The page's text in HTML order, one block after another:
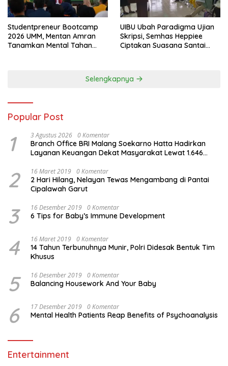
Studentpreneur Bootcamp
2026 UMM, Mentan Amran
Tanamkan Mental Tahan
UIBU Ubah Paradigma Ujian
Skripsi, Semhas Heppiee
Ciptakan Suasana Santai
Selengkapnya
Popular Post
1 3 Agustus 2026 0 Komentar
Branch Office BRI Malang Soekarno Hatta Hadirkan
Layanan Keuangan Dekat Masyarakat Lewat 1.646
2 16 Maret 2019 0 Komentar
2 Hari Hilang, Nelayan Tewas Mengambang di Pantai
Cipalawah Garut
3 16 Desember 2019 0 Komentar
6 Tips for Baby’s Immune Development
4 16 Maret 2019 0 Komentar
14 Tahun Terbunuhnya Munir, Polri Didesak Bentuk Tim
Khusus
5 16 Desember 2019 0 Komentar
Balancing Housework And Your Baby
6 17 Desember 2019 0 Komentar
Mental Health Patients Reap Benefits of Psychoanalysis
Entertainment